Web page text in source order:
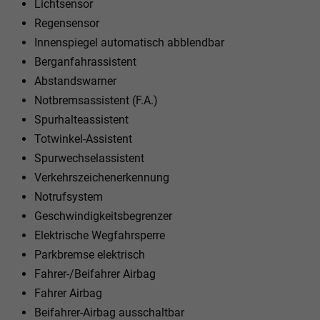
Lichtsensor
Regensensor
Innenspiegel automatisch abblendbar
Berganfahrassistent
Abstandswarner
Notbremsassistent (F.A.)
Spurhalteassistent
Totwinkel-Assistent
Spurwechselassistent
Verkehrszeichenerkennung
Notrufsystem
Geschwindigkeitsbegrenzer
Elektrische Wegfahrsperre
Parkbremse elektrisch
Fahrer-/Beifahrer Airbag
Fahrer Airbag
Beifahrer-Airbag ausschaltbar